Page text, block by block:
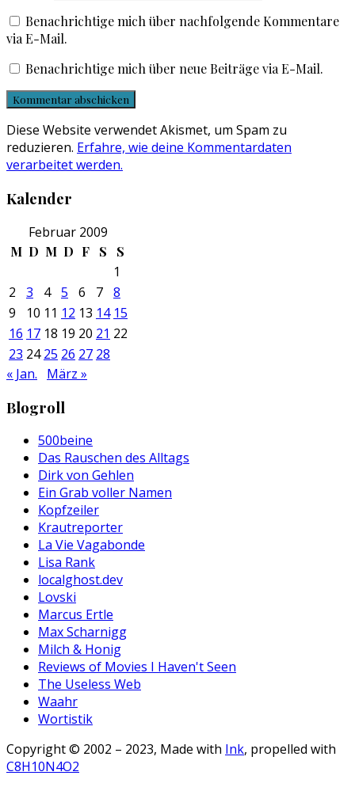
Benachrichtige mich über nachfolgende Kommentare
via E-Mail.
Benachrichtige mich über neue Beiträge via E-Mail.
Diese Website verwendet Akismet, um Spam zu
reduzieren. Erfahre, wie deine Kommentardaten
verarbeitet werden.
Kalender
Februar 2009
M D M D F S S
1
2
3 4 5 6 7 8
9
10 11 12 13 14 15
16 17 18 19 20 21 22
23 24 25 26 27 28
« Jan.
März »
Blogroll
500beine
Das Rauschen des Alltags
Dirk von Gehlen
Ein Grab voller Namen
Kopfzeiler
Krautreporter
La Vie Vagabonde
Lisa Rank
localghost.dev
Lovski
Marcus Ertle
Max Scharnigg
Milch & Honig
Reviews of Movies I Haven't Seen
The Useless Web
Waahr
Wortistik
Copyright © 2002 – 2023, Made with Ink, propelled with
C8H10N4O2